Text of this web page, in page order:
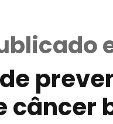
câncer